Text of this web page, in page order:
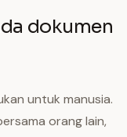
dokumen
untuk manusia.
orang lain,